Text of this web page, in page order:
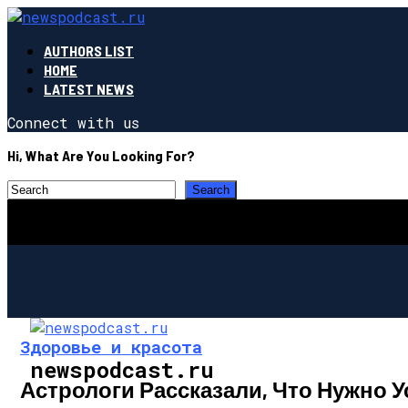
AUTHORS LIST
HOME
LATEST NEWS
Connect with us
Hi, What Are You Looking For?
newspodcast.ru
Здоровье и красота
Астрологи Рассказали, Что Нужно